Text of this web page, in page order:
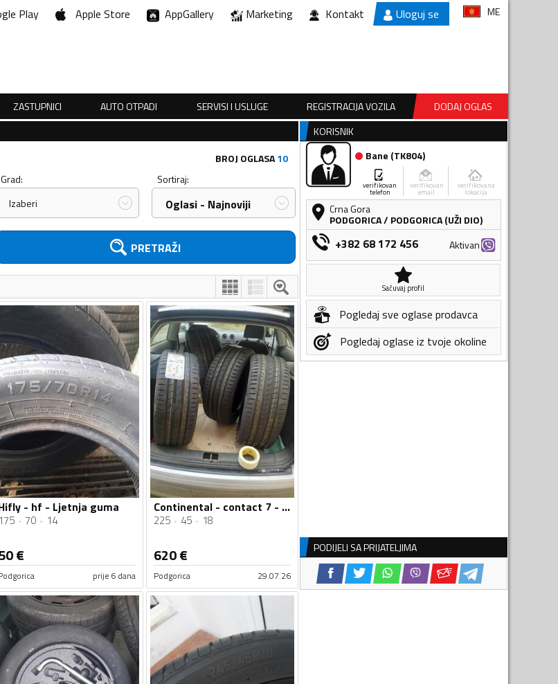
Play Apple Store AppGallery Marketing Kontakt Uloguj se ME
ZASTUPNICI AUTO OTPADI SERVISI I USLUGE REGISTRACIJA VOZILA
DODAJ OGLAS
BROJ OGLASA10
Grad:
Izaberi
Sortiraj:
Oglasi - Najnoviji
PRETRAŽI
- hf - Ljetnja guma
175 70 14
€
prije 6 dana
Continental - contact 7 - Ljetnja guma
225 45 18
620€
Podgorica 29.07.26
KORISNIK
Bane (TK804)
verifikovan
telefon
verifikovan
email
verifikovana
lokacija
Crna Gora
PODGORICA/ PODGORICA (UŽI DIO)
+382 68 172 456 Aktivan
Sačuvaj profil
Pogledaj sve oglase prodavca
Pogledaj oglase iz tvoje okoline
PODIJELI SA PRIJATELJIMA